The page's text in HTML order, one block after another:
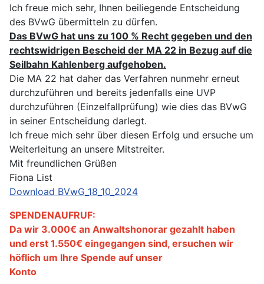
Ich freue mich sehr, Ihnen beiliegende Entscheidung
des BVwG übermitteln zu dürfen.
Das BVwG hat uns zu 100 % Recht gegeben und den
rechtswidrigen Bescheid der MA 22 in Bezug auf die
Seilbahn Kahlenberg aufgehoben.
Die MA 22 hat daher das Verfahren nunmehr erneut
durchzuführen und bereits jedenfalls eine UVP
durchzuführen (Einzelfallprüfung) wie dies das BVwG
in seiner Entscheidung darlegt.
Ich freue mich sehr über diesen Erfolg und ersuche um
Weiterleitung an unsere Mitstreiter.
Mit freundlichen Grüßen
Fiona List
Download BVwG_18_10_2024
SPENDENAUFRUF:
Da wir 3.000€ an Anwaltshonorar gezahlt haben
und erst 1.550€ eingegangen sind, ersuchen wir
höflich um Ihre Spende auf unser
Konto